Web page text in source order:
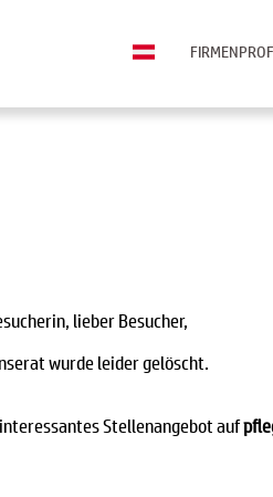
lieber Besucher,
wurde leider gelöscht.
Stellenangebot auf